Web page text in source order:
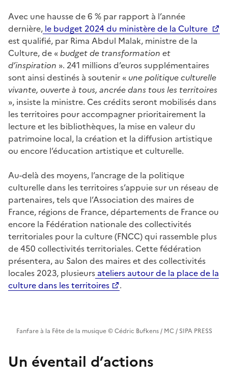
Avec une hausse de 6 % par rapport à l’année
dernière, le budget 2024 du ministère de la Culture
est qualifié, par Rima Abdul Malak, ministre de la
Culture, de «budget de transformation et
d’inspiration ». 241 millions d’euros supplémentaires
sont ainsi destinés à soutenir « une politique culturelle
vivante, ouverte à tous, ancrée dans tous les territoires
», insiste la ministre. Ces crédits seront mobilisés dans
les territoires pour accompagner prioritairement la
lecture et les bibliothèques, la mise en valeur du
patrimoine local, la création et la diffusion artistique
ou encore l’éducation artistique et culturelle.
Au-delà des moyens, l’ancrage de la politique
culturelle dans les territoires s’appuie sur un réseau de
partenaires, tels que l’Association des maires de
France, régions de France, départements de France ou
encore la Fédération nationale des collectivités
territoriales pour la culture (FNCC) qui rassemble plus
de 450 collectivités territoriales. Cette fédération
présentera, au Salon des maires et des collectivités
locales 2023, plusieurs ateliers autour de la place de la
culture dans les territoires
.
Fanfare à la Fête de la musique © Cédric Bufkens / MC / SIPA PRESS
Un éventail d’actions